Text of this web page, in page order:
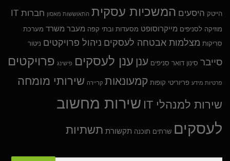
הייטק היסעים המשכיות עסקית התאוששות מאסון חברות IT
מוזיקה לסניפים מייקרוסופט מסעדות ובתי קפה מעבר משרד מערכת
סריקות מצלמות אבטחה לעסקים ניהול פרויקטים ניטור
סייבר סינון דואר סניפים ענן ענן לעסקים פישינג פרויקטים
פרטיות מידע פריוריטי קופות קמעונאות קריירה שירותי מומחה
שירות למנהלי IT
שירות מחשוב
לעסקים שרתים תוכנה תקשורת תשתיות